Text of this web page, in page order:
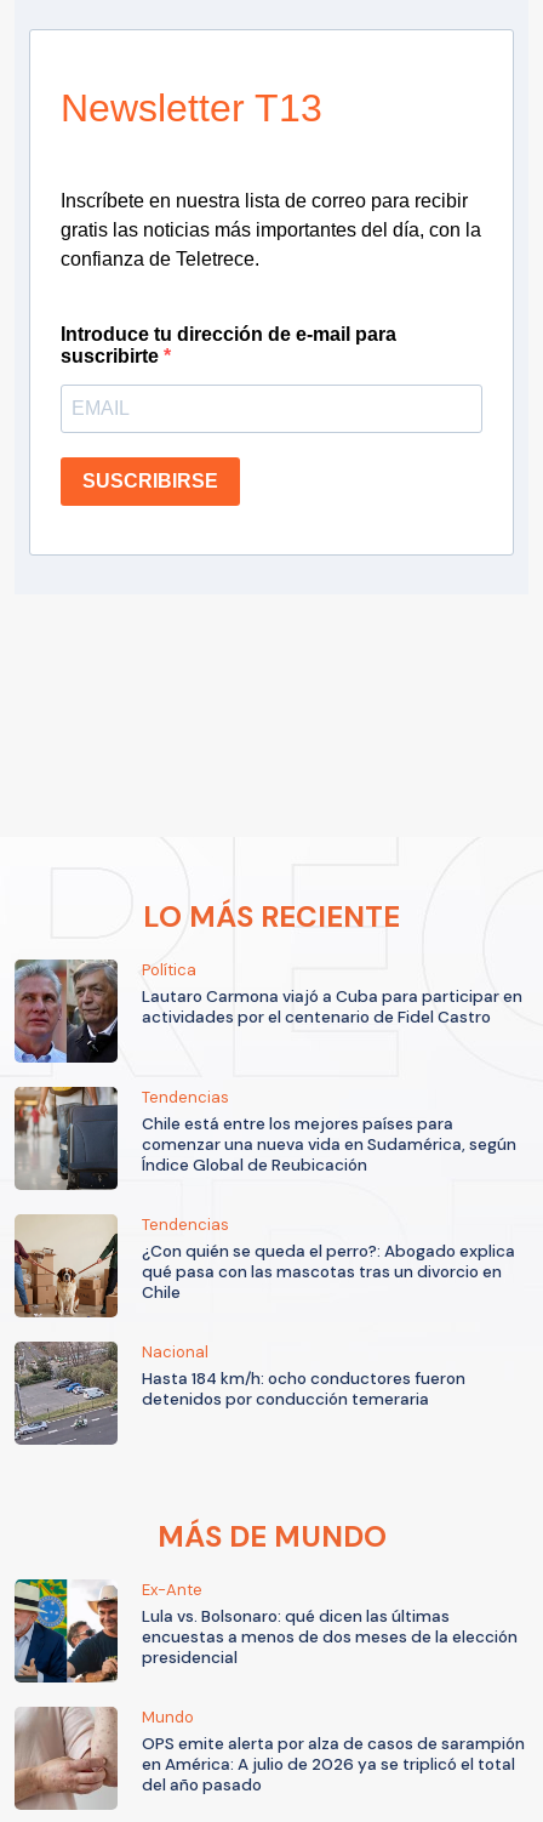
Newsletter T13
Inscríbete en nuestra lista de correo para recibir
gratis las noticias más importantes del día, con la
confianza de Teletrece.
Introduce tu dirección de e-mail para
suscribirte
SUSCRIBIRSE
LO MÁS RECIENTE
Política
Lautaro Carmona viajó a Cuba para participar en
actividades por el centenario de Fidel Castro
Tendencias
Chile está entre los mejores países para
comenzar una nueva vida en Sudamérica, según
Índice Global de Reubicación
Tendencias
¿Con quién se queda el perro?: Abogado explica
qué pasa con las mascotas tras un divorcio en
Chile
Nacional
Hasta 184 km/h: ocho conductores fueron
detenidos por conducción temeraria
MÁS DE MUNDO
Ex-Ante
Lula vs. Bolsonaro: qué dicen las últimas
encuestas a menos de dos meses de la elección
presidencial
Mundo
OPS emite alerta por alza de casos de sarampión
en América: A julio de 2026 ya se triplicó el total
del año pasado